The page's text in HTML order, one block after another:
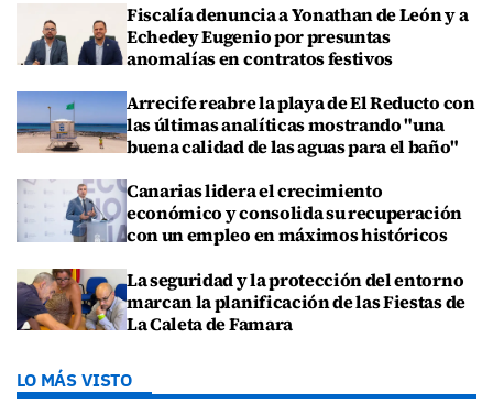
Fiscalía denuncia a Yonathan de León y a
Echedey Eugenio por presuntas
anomalías en contratos festivos
Arrecife reabre la playa de El Reducto con
las últimas analíticas mostrando "una
buena calidad de las aguas para el baño"
Canarias lidera el crecimiento
económico y consolida su recuperación
con un empleo en máximos históricos
La seguridad y la protección del entorno
marcan la planificación de las Fiestas de
La Caleta de Famara
LO MÁS VISTO